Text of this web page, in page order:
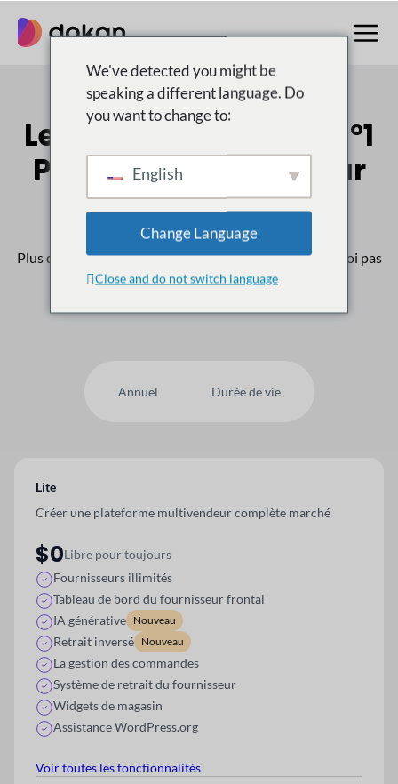
contenu
Le multifournisseur n°1
Place de marché pour
WordPress
Plus de 50,000Les clients nous font confiance, pourquoi pas
vous ?
Annuel Durée de vie
Lite
Créer une plateforme multivendeur complète marché
$0Libre pour toujours
Fournisseurs illimités
Tableau de bord du fournisseur frontal
IA générative Nouveau
Retrait inversé Nouveau
La gestion des commandes
Système de retrait du fournisseur
Widgets de magasin
Assistance WordPress.org
Voir toutes les fonctionnalités
We've detected you might be
speaking a different language. Do
you want to change to:
English
Change Language
Close and do not switch language